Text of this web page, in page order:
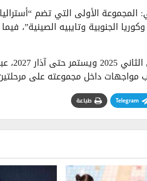
الأولى التي تضم “أستراليا
الجنوبية وتايبيه الصينية”،
وتُقام
مواجهات داخل مجموعته على
Telegram طباعة